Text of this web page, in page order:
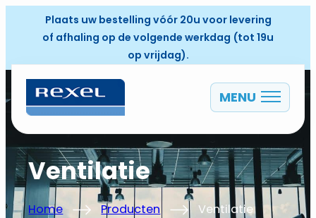
Plaats uw bestelling vóór 20u voor levering
of afhaling op de volgende werkdag (tot 19u
op vrijdag).
NL
MENU
Ventilatie
Home Producten Ventilatie